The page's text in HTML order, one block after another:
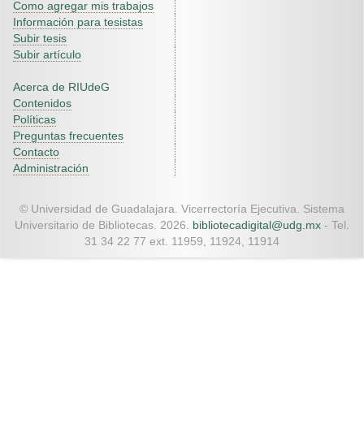
Como agregar mis trabajos
Información para tesistas
Subir tesis
Subir artículo
Acerca de RIUdeG
Contenidos
Políticas
Preguntas frecuentes
Contacto
Administración
© Universidad de Guadalajara. Vicerrectoría Ejecutiva. Sistema
Universitario de Bibliotecas. 2026. bibliotecadigital@udg.mx - Tel.
31 34 22 77 ext. 11959, 11924, 11914